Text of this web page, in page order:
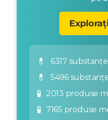
💊 6317
💊 5496
🧪 2013 produse
🧪 7165 produse